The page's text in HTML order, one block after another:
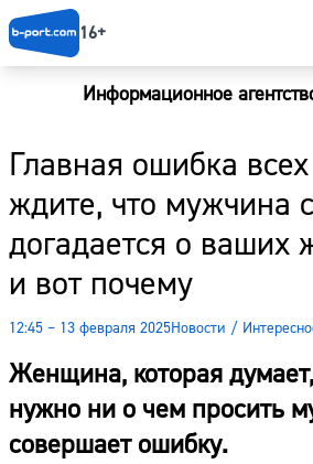
16+
Информационное
Главная ошибка
ждите, что мужчина
догадается о ваших
и вот почему
12:45 – 13 февраля 2025Новости /
Женщина, которая
нужно ни о чем просить
совершает ошибку.
Новости
Наши гости
Фоторепортажи
Погода
Курсы валют